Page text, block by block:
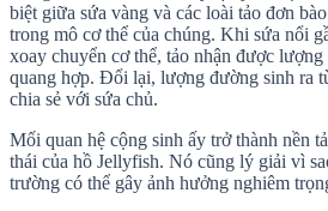
biệt giữa sứa vàng và các loài tảo đơn
trong mô cơ thể của chúng. Khi sứa nổi
xoay chuyển cơ thể, tảo nhận được lượng
quang hợp. Đổi lại, lượng đường sinh ra
chia sẻ với sứa chủ.
Mối quan hệ cộng sinh ấy trở thành nền
thái của hồ Jellyfish. Nó cũng lý giải vì
trường có thể gây ảnh hưởng nghiêm